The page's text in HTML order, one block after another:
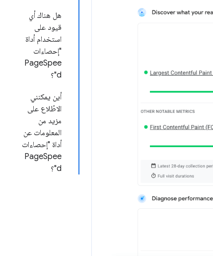
هل هناك أي
قيود على
استخدام أداة
"إحصاءات
PageSpee
d"؟
أين يمكنني
الاطّلاع على
مزيد من
المعلومات عن
أداة "إحصاءات
PageSpee
d"؟